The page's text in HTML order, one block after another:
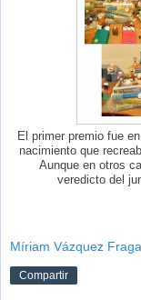
El primer premio fue
nacimiento que
Aunque en otros
veredicto del
Míriam Vázquez Fraga
Compartir